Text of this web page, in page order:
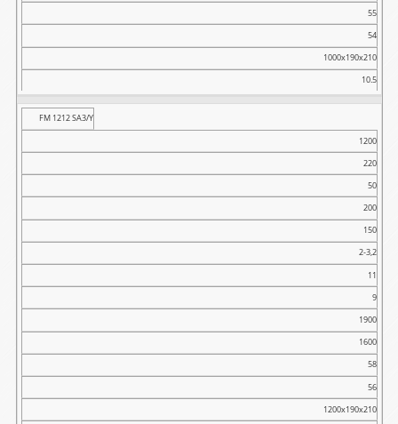
55
54
1000x190x210
10.5
FM 1212 SA3/Y
1200
220
50
200
150
2-3,2
11
9
1900
1600
58
56
1200x190x210